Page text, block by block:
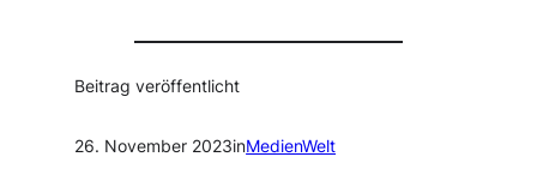
Beitrag veröffentlicht
26. November 2023inMedienWelt